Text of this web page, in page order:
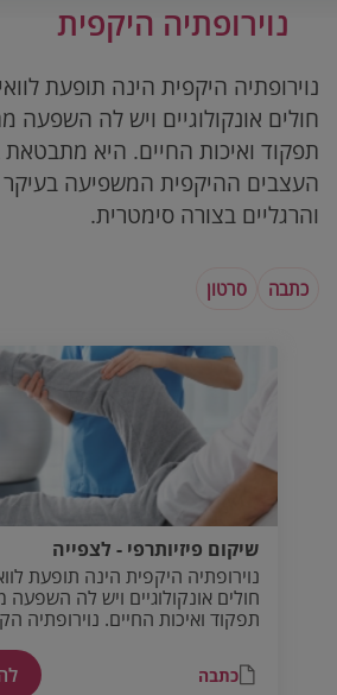
נוירופתיה היקפית
נוירופתיה היקפית הינה תופעת
חולים אונקולוגיים ויש לה השפעה
תפקוד ואיכות החיים. היא
העצבים ההיקפית המשפיעה בעיקר
והרגליים בצורה סימטרית.
כתבה סרטון
שיקום פיזיותרפי - לצפייה
נוירופתיה היקפית הינה תופעת
חולים אונקולוגיים ויש לה
תפקוד ואיכות החיים. נוירופתיה
בעיקר על כפות הידיים והרגליים
כתבה